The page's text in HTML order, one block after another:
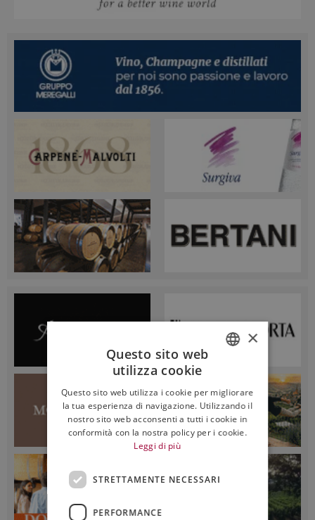
ENGLISH
×
Questo sito web
utilizza cookie
Questo sito web utilizza i cookie per migliorare
la tua esperienza di navigazione. Utilizzando il
nostro sito web acconsenti a tutti i cookie in
conformità con la nostra policy per i cookie.
Leggi di più
STRETTAMENTE NECESSARI
PERFORMANCE